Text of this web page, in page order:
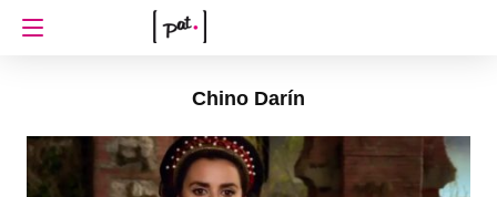
Chino Darín